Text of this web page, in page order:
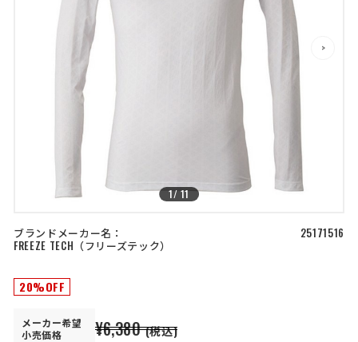
コーポレートサイト
特定商取引法に基づく表記
古物営業法に基づく表示/保険勧誘
商品レビュー利用規約
プライバシーポリシー
カスタマーハラスメントに対する方
1/ 11
>
ブランドメーカー名：
FREEZE TECH
フリーズテック
25171516
20%OFF
メーカー希望
小売価格
¥6,380 (税込)